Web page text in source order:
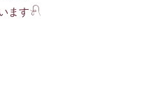
います𓍯